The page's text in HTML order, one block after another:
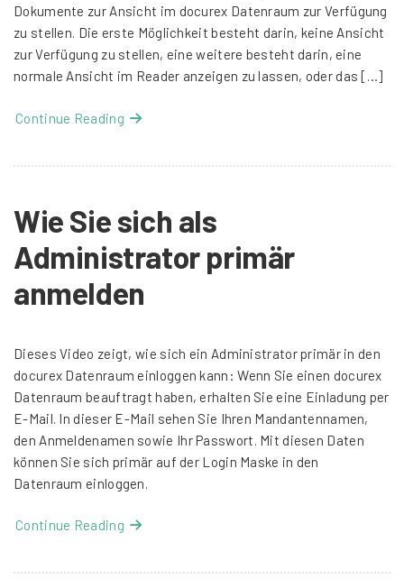
Dokumente zur Ansicht im docurex Datenraum zur Verfügung
zu stellen. Die erste Möglichkeit besteht darin, keine Ansicht
zur Verfügung zu stellen, eine weitere besteht darin, eine
normale Ansicht im Reader anzeigen zu lassen, oder das […]
Continue Reading
Wie Sie sich als
Administrator primär
anmelden
Dieses Video zeigt, wie sich ein Administrator primär in den
docurex Datenraum einloggen kann: Wenn Sie einen docurex
Datenraum beauftragt haben, erhalten Sie eine Einladung per
E-Mail. In dieser E-Mail sehen Sie Ihren Mandantennamen,
den Anmeldenamen sowie Ihr Passwort. Mit diesen Daten
können Sie sich primär auf der Login Maske in den
Datenraum einloggen.
Continue Reading